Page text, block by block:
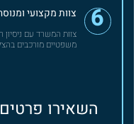
6 צוות מקצועי
צוות המשרד עם
משפטיים מורכבים
השאירו